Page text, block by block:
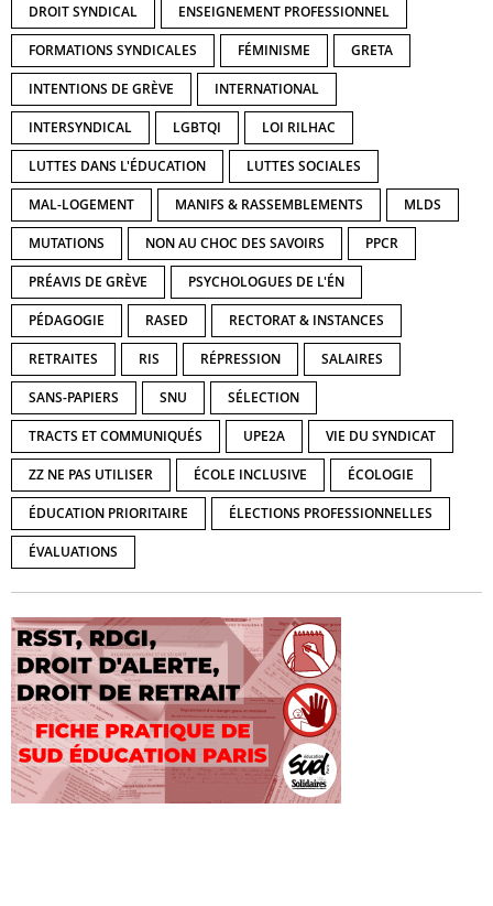
DROIT SYNDICAL ENSEIGNEMENT PROFESSIONNEL
FORMATIONS SYNDICALES FÉMINISME GRETA
INTENTIONS DE GRÈVE INTERNATIONAL
INTERSYNDICAL LGBTQI LOI RILHAC
LUTTES DANS L'ÉDUCATION LUTTES SOCIALES
MAL-LOGEMENT MANIFS & RASSEMBLEMENTS MLDS
MUTATIONS NON AU CHOC DES SAVOIRS PPCR
PRÉAVIS DE GRÈVE PSYCHOLOGUES DE L'ÉN
PÉDAGOGIE RASED RECTORAT & INSTANCES
RETRAITES RIS RÉPRESSION SALAIRES
SANS-PAPIERS SNU SÉLECTION
TRACTS ET COMMUNIQUÉS UPE2A VIE DU SYNDICAT
ZZ NE PAS UTILISER ÉCOLE INCLUSIVE ÉCOLOGIE
ÉDUCATION PRIORITAIRE ÉLECTIONS PROFESSIONNELLES
ÉVALUATIONS